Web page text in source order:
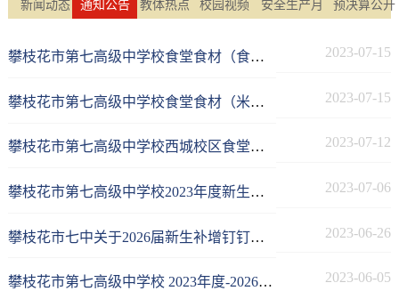
新闻动态 通知公告 教体热点 校园视频 安全生产月 预决算公开
攀枝花市第七高级中学校食堂食材（食用油）采购项目竞争性磋商采购公告 2023-07-15
攀枝花市第七高级中学校食堂食材（米面）采购项目竞争性磋商采购公告 2023-07-15
攀枝花市第七高级中学校西城校区食堂劳务外包项目竞争性磋商公告 2023-07-12
攀枝花市第七高级中学校2023年度新生校服采购项目采购公告 2023-07-06
攀枝花市七中关于2026届新生补增钉钉群的公告 2023-06-26
攀枝花市第七高级中学校 2023年度-2026年度攀枝花市第七高级中学校采购招标代理机构比选项目公告 2023-06-05